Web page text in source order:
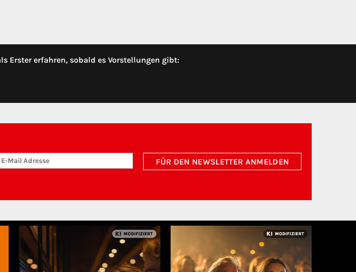
Erster erfahren, sobald es Vorstellungen gibt:
FÜR DEN NEWSLETTER ANMELDEN